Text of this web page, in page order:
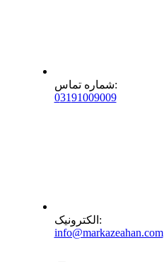
شماره تماس:
03191009009
الکترونیک :
info@markazeahan.com